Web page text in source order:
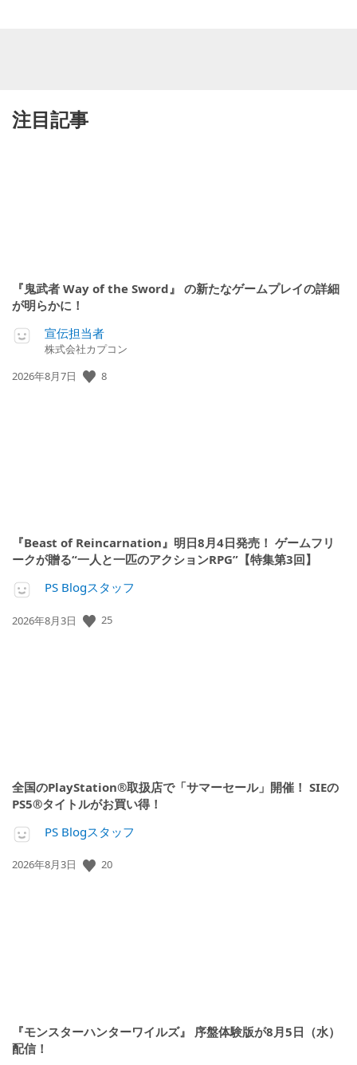
注目記事
『鬼武者 Way of the Sword』 の新たなゲームプレイの詳細
が明らかに！
宣伝担当者
株式会社カプコン
公
2026年8月7日 8
『Beast of Reincarnation』明日8月4日発売！ ゲームフリ
ークが贈る“一人と一匹のアクションRPG”【特集第3回】
PS Blogスタッフ
公
2026年8月3日 25
全国のPlayStation®取扱店で「サマーセール」開催！ SIEの
PS5®タイトルがお買い得！
PS Blogスタッフ
公
2026年8月3日 20
『モンスターハンターワイルズ』 序盤体験版が8月5日（水）
配信！